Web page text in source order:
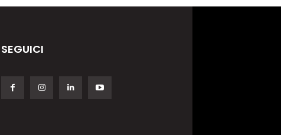
SEGUICI